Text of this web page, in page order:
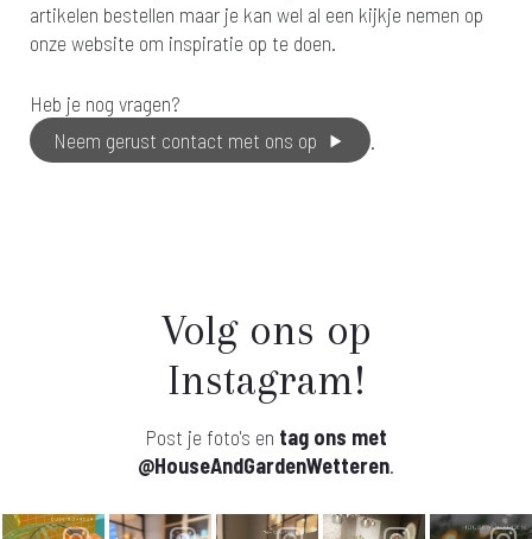
artikelen bestellen maar je kan wel al een kijkje nemen op
onze website om inspiratie op te doen.
Heb je nog vragen?
Neem gerust contact met ons op
.
Volg ons op
Instagram!
Post je foto's en tag ons met
@HouseAndGardenWetteren.